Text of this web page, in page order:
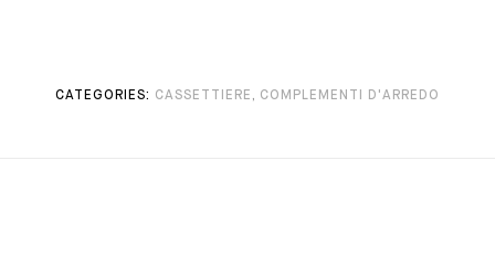
CATEGORIES: CASSETTIERE , COMPLEMENTI D'ARREDO